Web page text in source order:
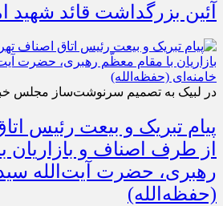
آئین بزرگداشت قائد شهید
در لبیک به تصمیم سرنوشت‌ساز مجلس
پیام تبریک و بیعت رئیس
از طرف اصناف و بازاریان
رهبری، حضرت آیت‌الله
(حفظه‌الله)